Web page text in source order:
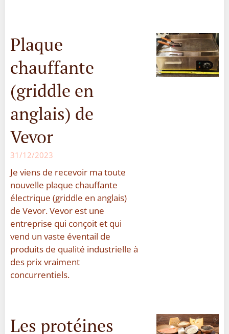
Plaque
chauffante
(griddle en
anglais) de
Vevor
31/12/2023
Je viens de recevoir ma toute
nouvelle plaque chauffante
électrique (griddle en anglais)
de Vevor. Vevor est une
entreprise qui conçoit et qui
vend un vaste éventail de
produits de qualité industrielle à
des prix vraiment
concurrentiels.
Les protéines